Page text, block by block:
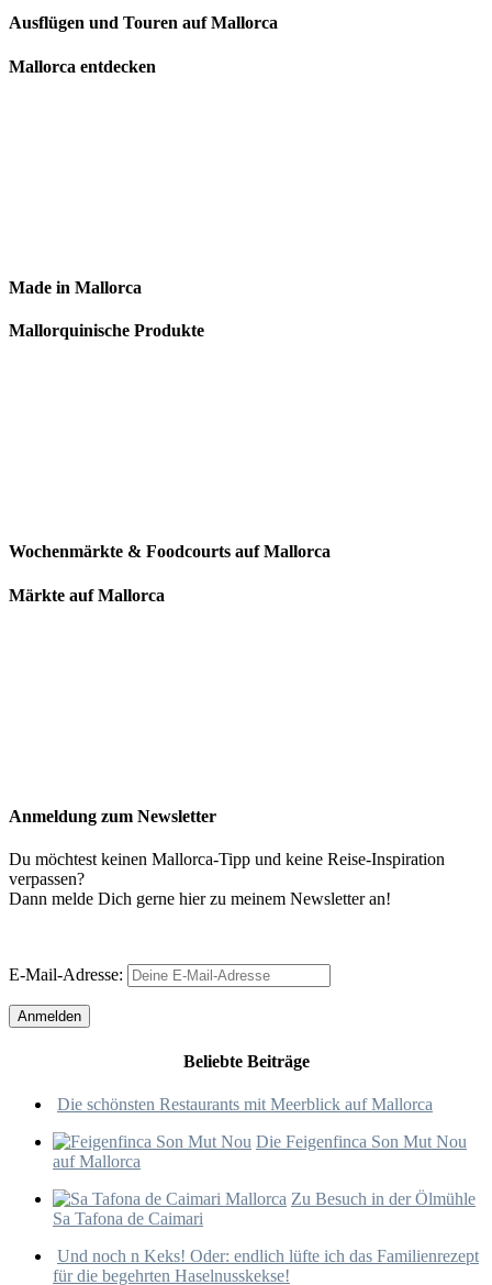
Ausflügen und Touren auf Mallorca
Mallorca entdecken
Made in Mallorca
Mallorquinische Produkte
Wochenmärkte & Foodcourts auf Mallorca
Märkte auf Mallorca
Anmeldung zum Newsletter
Du möchtest keinen Mallorca-Tipp und keine Reise-Inspiration
verpassen?
Dann melde Dich gerne hier zu meinem Newsletter an!
E-Mail-Adresse:
Beliebte Beiträge
Die schönsten Restaurants mit Meerblick auf Mallorca
Die Feigenfinca Son Mut Nou
auf Mallorca
Zu Besuch in der Ölmühle
Sa Tafona de Caimari
Und noch n Keks! Oder: endlich lüfte ich das Familienrezept
für die begehrten Haselnusskekse!